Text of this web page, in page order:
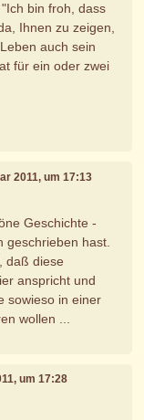
bin froh, dass
Ihnen zu zeigen,
auch sein
für ein oder zwei
2011, um 17:13
Geschichte -
geschrieben hast.
daß diese
anspricht und
sowieso in einer
wollen ...
um 17:28